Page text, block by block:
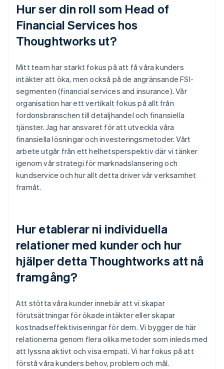
Hur ser din roll som Head of
Financial Services hos
Thoughtworks ut?
Mitt team har starkt fokus på att få våra kunders
intäkter att öka, men också på de angränsande FSI-
segmenten (financial services and insurance). Vår
organisation har ett vertikalt fokus på allt från
fordonsbranschen till detaljhandel och finansiella
tjänster. Jag har ansvaret för att utveckla våra
finansiella lösningar och investeringsmetoder. Vårt
arbete utgår från ett helhetsperspektiv där vi tänker
igenom vår strategi för marknadslansering och
kundservice och hur allt detta driver vår verksamhet
framåt.
Hur etablerar ni individuella
relationer med kunder och hur
hjälper detta Thoughtworks att nå
framgång?
Att stötta våra kunder innebär att vi skapar
förutsättningar för ökade intäkter eller skapar
kostnadseffektiviseringar för dem. Vi bygger de här
relationerna genom flera olika metoder som inleds med
att lyssna aktivt och visa empati. Vi har fokus på att
förstå våra kunders behov, problem och mål.